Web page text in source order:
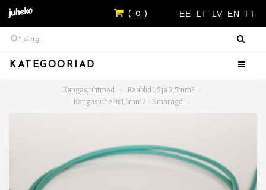
EE LT LV EN FI
( 0 )
KATEGOORIAD
Kangasjuhtmed
Kaablid 1,5 ja 2,5mm²
Kangasjuhe 3x1,5mm2 - Smaragd